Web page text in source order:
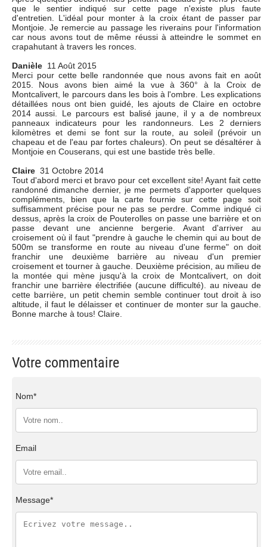
que le sentier indiqué sur cette page n'existe plus faute
d'entretien. L'idéal pour monter à la croix étant de passer par
Montjoie. Je remercie au passage les riverains pour l'information
car nous avons tout de même réussi à atteindre le sommet en
crapahutant à travers les ronces.
Danièle 11 Août 2015
Merci pour cette belle randonnée que nous avons fait en août
2015. Nous avons bien aimé la vue à 360° à la Croix de
Montcalivert, le parcours dans les bois à l'ombre. Les explications
détaillées nous ont bien guidé, les ajouts de Claire en octobre
2014 aussi. Le parcours est balisé jaune, il y a de nombreux
panneaux indicateurs pour les randonneurs. Les 2 derniers
kilomètres et demi se font sur la route, au soleil (prévoir un
chapeau et de l'eau par fortes chaleurs). On peut se désaltérer à
Montjoie en Couserans, qui est une bastide très belle.
Claire 31 Octobre 2014
Tout d'abord merci et bravo pour cet excellent site! Ayant fait cette
randonné dimanche dernier, je me permets d'apporter quelques
compléments, bien que la carte fournie sur cette page soit
suffisamment précise pour ne pas se perdre. Comme indiqué ci
dessus, après la croix de Pouterolles on passe une barrière et on
passe devant une ancienne bergerie. Avant d'arriver au
croisement où il faut "prendre à gauche le chemin qui au bout de
500m se transforme en route au niveau d'une ferme" on doit
franchir une deuxième barrière au niveau d'un premier
croisement et tourner à gauche. Deuxième précision, au milieu de
la montée qui mène jusqu'à la croix de Montcalivert, on doit
franchir une barrière électrifiée (aucune difficulté). au niveau de
cette barrière, un petit chemin semble continuer tout droit à iso
altitude, il faut le délaisser et continuer de monter sur la gauche.
Bonne marche à tous! Claire.
Votre commentaire
Nom*
Email
Message*